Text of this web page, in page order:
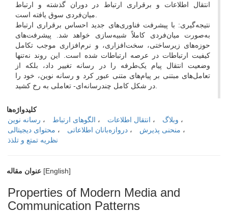
انتقال اطلاعات و برقراری ارتباط در دوران گذشته و ارتباط
نتیجه‌گیری: با پیشرفت فناوری‌های جدید احساس برقراری ارتباط
به‌‌صورت میان‌فردی کاملاً شبیه‌سازی خواهد شد. پیشرفت‌های
حوزه‌های زیرساختی، سخت‌افزاری، و نرم‌افزاری موجب تکامل
کیفیت ارتباطات در عرصه ارتباطات شده است. این روند نه‌‌تنها
وضعیت انتقال پیام یک‌طرفه را در رسانه تغییر داد، بلکه از
تعامل‌های مبتنی بر پیام‌های متنی عبور کرد و رسانه نوین، خود را
کلیدواژه‌ها
رسانه نوین
الگوهای ارتباط انتقال اطلاعات
وبلاگ
محتوای دیجیتالی
دروازه‌بانان اطلاعاتی
منحنی پذیرش
نظریه تمتع و تلذذ
عنوان مقاله [English]
Properties of Modern Media and
Communication Patterns